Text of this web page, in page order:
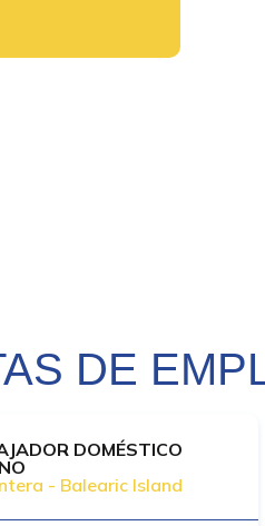
DE
DOMÉSTICO
- Balearic Island